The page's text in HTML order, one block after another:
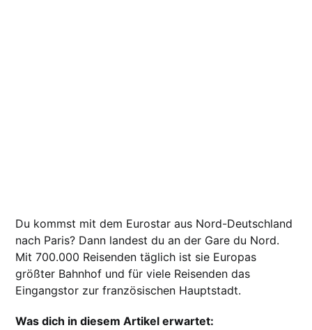
Du kommst mit dem Eurostar aus Nord-Deutschland
nach Paris? Dann landest du an der Gare du Nord.
Mit 700.000 Reisenden täglich ist sie Europas
größter Bahnhof und für viele Reisenden das
Eingangstor zur französischen Hauptstadt.
Was dich in diesem Artikel erwartet: